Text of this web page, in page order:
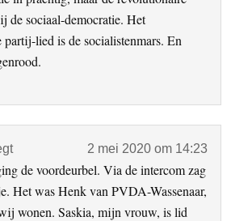
de sociaal-democratie. Het
lied is de socialistenmars. En
2 mei 2020 om 14:23
de voordeurbel. Via de intercom zag
Het was Henk van PVDA-Wassenaar,
wonen. Saskia, mijn vrouw, is lid